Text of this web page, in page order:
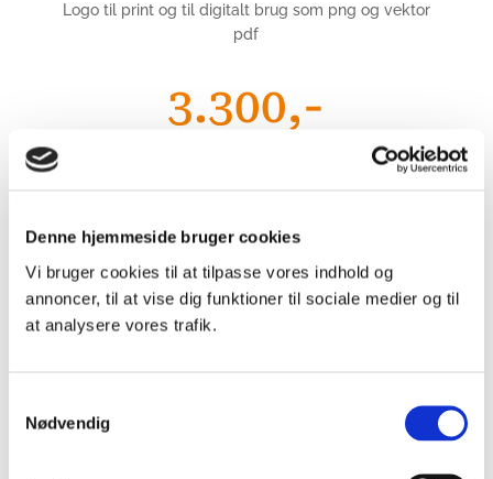
Denne hjemmeside bruger cookies
Vi bruger cookies til at tilpasse vores indhold og
annoncer, til at vise dig funktioner til sociale medier og til
at analysere vores trafik.
Nødvendig
Logo til print og til digitalt brug som png og vektor
pdf
3.300,-
1-2 udkast
3 korrekturgange